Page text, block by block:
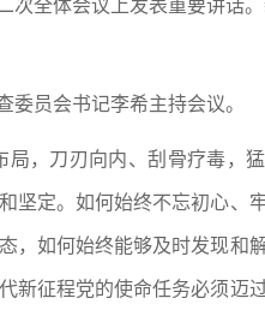
次全体会议上发表重要讲话
员会书记李希主持会议。
，刀刃向内、刮骨疗毒，
坚定。如何始终不忘初心、
，如何始终能够及时发现和
新征程党的使命任务必须迈